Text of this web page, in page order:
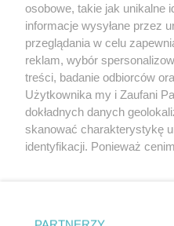
POGODA
26℃
Zobacz prognozę na 3 dni
Copyright © 2022
osobowe, takie jak unikalne
informacje wysyłane przez
przeglądania w celu
reklam, wybór
treści, badanie odbiorców
Użytkownika my i Zaufani
dokładnych danych
skanować charakterystykę
identyfikacji. Ponieważ
prywatności znajdujący się